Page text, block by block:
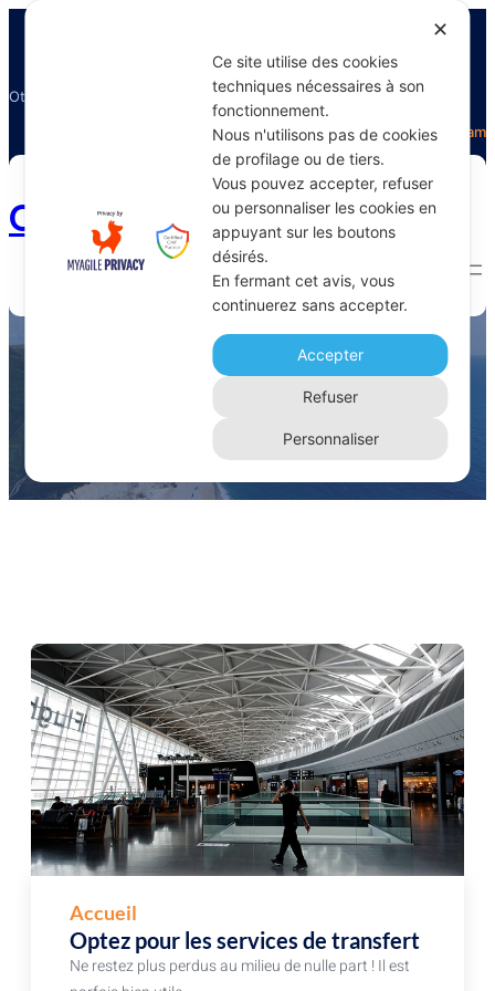
Otectours, le spécialiste du voyage
FacebookTwitterInstagram
Otectours.com
transport en taxi
Home
Accueil
Optez pour les services de transfert
Ne restez plus perdus au milieu de nulle part ! Il est
✕
Ce site utilise des cookies
techniques nécessaires à son
fonctionnement.
Nous n'utilisons pas de cookies
de profilage ou de tiers.
Vous pouvez accepter, refuser
ou personnaliser les cookies en
appuyant sur les boutons
désirés.
En fermant cet avis, vous
continuerez sans accepter.
Accepter
Refuser
Personnaliser